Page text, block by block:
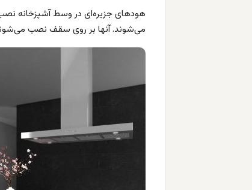
هودهای جزیره‌ای در وسط آشپزخانه
می‌شوند. آنها بر روی سقف نصب